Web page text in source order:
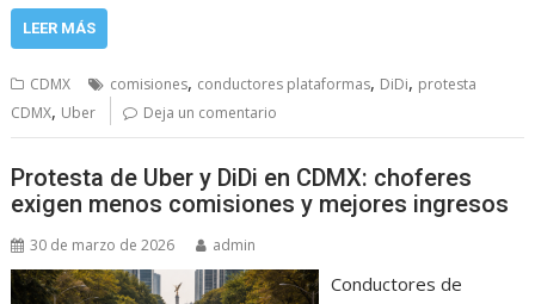
LEER MÁS
CDMX comisiones, conductores plataformas, DiDi, protesta
CDMX, Uber Deja un comentario
Protesta de Uber y DiDi en CDMX: choferes
exigen menos comisiones y mejores ingresos
30 de marzo de 2026 admin
Conductores de